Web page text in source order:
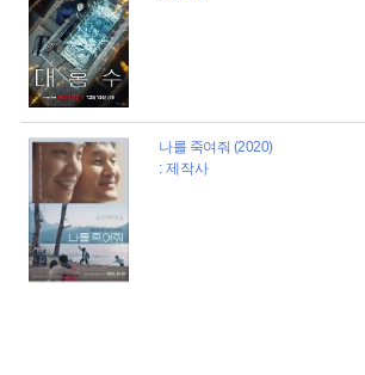
나를 죽여줘 (2020)
: 제작사